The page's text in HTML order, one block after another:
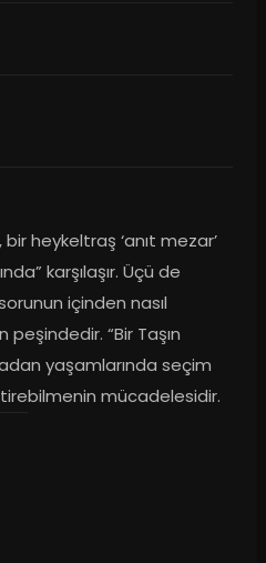
heykeltraş ‘anıt mezar’
karşılaşır. Üçü de
içinden nasıl
peşindedir. “Bir Taşın
yaşamlarında seçim
mücadelesidir.